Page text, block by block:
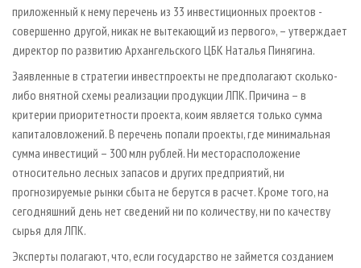
приложенный к нему перечень из 33 инвестиционных проектов -
совершенно другой, никак не вытекающий из первого», – утверждает
директор по развитию Архангельского ЦБК Наталья Пинягина.
Заявленные в стратегии инвестпроекты не предполагают сколько-
либо внятной схемы реализации продукции ЛПК. Причина – в
критерии приоритетности проекта, коим является только сумма
капиталовложений. В перечень попали проекты, где минимальная
сумма инвестиций – 300 млн рублей. Ни месторасположение
относительно лесных запасов и других предприятий, ни
прогнозируемые рынки сбыта не берутся в расчет. Кроме того, на
сегодняшний день нет сведений ни по количеству, ни по качеству
сырья для ЛПК.
Эксперты полагают, что, если государство не займется созданием